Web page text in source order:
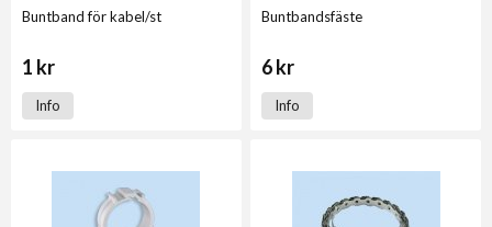
Buntband för kabel/st
1 kr
Info
Buntbandsfäste
6 kr
Info